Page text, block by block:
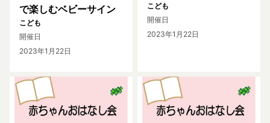
で楽しむベビーサイン
こども
開催日
2023年1月22日
こども
開催日
2023年1月22日